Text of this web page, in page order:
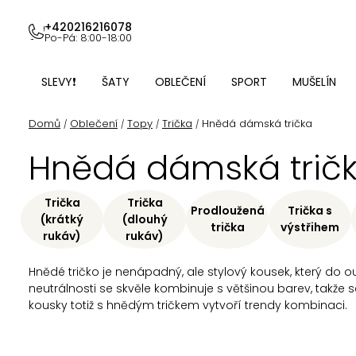
obsah
+420216216078
Po-Pá: 8:00-18:00
SLEVY❗ ŠATY OBLEČENÍ SPORT MUŠELÍN
Domů / Oblečení / Topy / Trička / Hnědá dámská trička
Hnědá dámská
Hnědé tričko je nenápadný, ale stylový kousek, který
neutrálnosti se skvěle kombinuje s většinou barev,
kousky totiž s hnědým tričkem vytvoří trendy kombinaci.
Trička
(krátký
rukáv)
Trička
(dlouhý
rukáv)
Prodloužená
trička
Trička s
výstřihem